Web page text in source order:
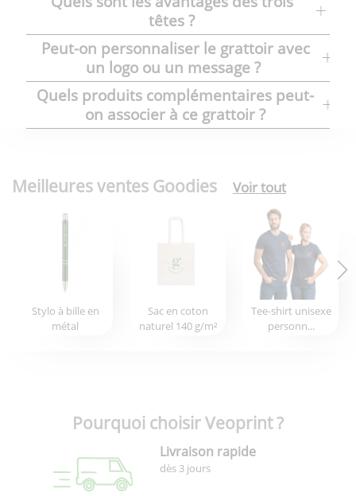
têtes ?
Peut-on personnaliser le grattoir avec
un logo ou un message ?
Quels produits complémentaires peut-
on associer à ce grattoir ?
Meilleures ventes Goodies Voir tout
Stylo à bille en
métal
Sac en coton
naturel 140 g/m²
Tee-shirt unisexe
personn...
Pourquoi choisir Veoprint ?
Livraison rapide
dès 3 jours